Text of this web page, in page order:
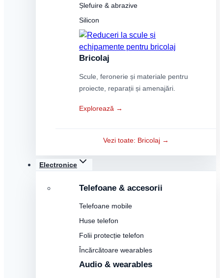
Șlefuire & abrazive
Silicon
Bricolaj
Scule, feronerie și materiale pentru
proiecte, reparații și amenajări.
Explorează →
Vezi toate: Bricolaj →
Electronice
Telefoane & accesorii
Telefoane mobile
Huse telefon
Folii protecție telefon
Încărcătoare wearables
Audio & wearables